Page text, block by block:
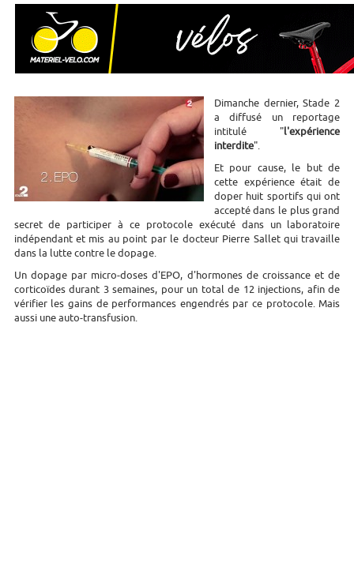
Dimanche dernier, Stade 2
a diffusé un reportage
intitulé "l'expérience
interdite".
Et pour cause, le but de
cette expérience était de
doper huit sportifs qui ont
accepté dans le plus grand
secret de participer à ce protocole exécuté dans un laboratoire
indépendant et mis au point par le docteur Pierre Sallet qui travaille
dans la lutte contre le dopage.
Un dopage par micro-doses d'EPO, d'hormones de croissance et de
corticoïdes durant 3 semaines, pour un total de 12 injections, afin de
vérifier les gains de performances engendrés par ce protocole. Mais
aussi une auto-transfusion.